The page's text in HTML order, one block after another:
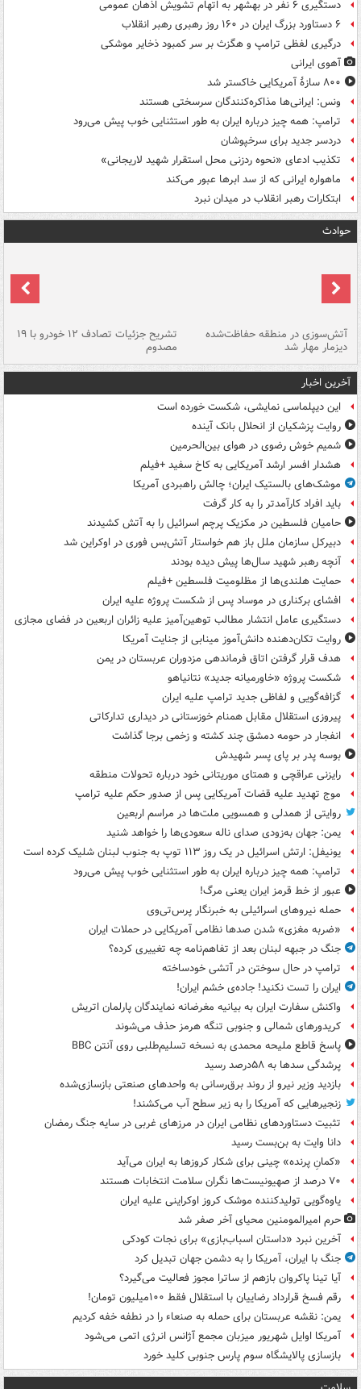
دستگیری ۶ نفر در بهشهر به اتهام تشویش اذهان عمومی
۶ دستاورد بزرگ ایران در ۱۶۰ روز رهبری رهبر انقلاب
درگیری لفظی ترامپ و هگزث بر سر کمبود ذخایر موشکی
آهوی ایرانی
۸۰۰ سازۀ آمریکایی خاکستر شد
ونس: ایرانی‌ها مذاکره‌کنندگان سرسختی هستند
ترامپ: همه چیز درباره ایران به طور استثنایی خوب پیش می‌رود
دردسر جدید برای سرخپوشان
تکذیب ادعای «نحوه ردزنی محل استقرار شهید لاریجانی»
ماهواره ایرانی که از سد ابرها عبور می‌کند
ابتکارات رهبر انقلاب در میدان نبرد
حوادث
آتش‌سوزی در منطقه حفاظت‌شده
دیزمار مهار شد
تشریح جزئیات تصادف ۱۲ خودرو با ۱۹
مصدوم
آخرین اخبار
این دیپلماسی نمایشی، شکست خورده است
روایت پزشکیان از انحلال بانک آینده
شمیم خوش رضوی در هوای بین‌الحرمین
هشدار افسر ارشد آمریکایی به کاخ سفید +فیلم
موشک‌های بالستیک ایران؛ چالش راهبردی آمریکا
باید افراد کارآمدتر را به کار گرفت
حامیان فلسطین در مکزیک پرچم اسرائیل را به آتش کشیدند
دبیرکل سازمان ملل باز هم خواستار آتش‌بس فوری در اوکراین شد
آنچه رهبر شهید سال‌ها پیش دیده بودند
حمایت هلندی‌ها از مظلومیت فلسطین +فیلم
افشای برکناری در موساد پس از شکست پروژه علیه ایران
دستگیری عامل انتشار مطالب توهین‌آمیز علیه زائران اربعین در فضای مجازی
روایت تکان‌دهنده دانش‌آموز مینابی از جنایت آمریکا
هدف قرار گرفتن اتاق‌ فرماندهی مزدوران عربستان در یمن
شکست پروژه «خاورمیانه جدید» نتانیاهو
گزافه‌گویی و لفاظی جدید ترامپ علیه ایران
پیروزی استقلال مقابل همنام خوزستانی در دیداری تدارکاتی
انفجار در حومه دمشق چند کشته و زخمی برجا گذاشت
بوسه‌ پدر بر پای پسر شهیدش
رایزنی عراقچی و همتای موریتانی خود درباره تحولات منطقه
موج تهدید علیه قضات آمریکایی پس از صدور حکم علیه ترامپ
روایتی از همدلی و همسویی ملت‌ها در مراسم اربعین
یمن: جهان به‌زودی صدای ناله سعودی‌ها را خواهد شنید
یونیفل: ارتش اسرائیل در یک روز ۱۱۳ توپ به جنوب لبنان شلیک کرده است
ترامپ: همه چیز درباره ایران به طور استثنایی خوب پیش می‌رود
عبور از خط قرمز ایران یعنی مرگ!
حمله نیروهای اسرائیلی به خبرنگار پرس‌تی‌وی
«ضربه مغزی» شدن صدها نظامی آمریکایی در حملات ایران
جنگ در جبهه لبنان بعد از تفاهم‌نامه چه تغییری کرده؟
ترامپ در حال سوختن در آتشی خودساخته
ایران را تست نکنید! جاده‌ی خشم ایران!
واکنش سفارت ایران به بیانیه مغرضانه نمایندگان پارلمان اتریش
کریدورهای شمالی و جنوبی تنگه هرمز حذف می‌شوند
پاسخ قاطع ملیحه محمدی به نسخه تسلیم‌طلبی روی آنتن BBC
پرشدگی سدها به ۵۸درصد رسید
بازدید وزیر نیرو از روند برق‌رسانی به واحدهای صنعتی بازسازی‌شده
زنجیرهایی که آمریکا را به زیر سطح آب می‌کشند!
تثبیت دستاوردهای نظامی ایران در مرزهای غربی در سایه جنگ رمضان
دانا وایت به بن‌بست رسید
«کمانِ پرنده» چینی برای شکار کروزها به ایران می‌آید
۷۰ درصد از صهیونیست‌ها نگران سلامت انتخابات هستند
یاوه‌گویی تولیدکننده موشک کروز اوکراینی علیه ایران
حرم امیرالمومنین محیای آخر صفر شد
آخرین نبرد «داستان اسباب‌بازی» برای نجات کودکی
جنگ با ایران، آمریکا را به دشمن جهان تبدیل کرد
آیا تینا پاکروان بازهم از ساترا مجوز فعالیت می‌گیرد؟
رقم فسخ قرارداد رضاییان با استقلال فقط ۱۰۰میلیون تومان!
یمن: نقشه عربستان برای حمله به صنعاء را در نطفه خفه کردیم
آمریکا اوایل شهریور میزبان مجمع آژانس انرژی اتمی می‌شود
بازسازی پالایشگاه سوم پارس جنوبی کلید خورد